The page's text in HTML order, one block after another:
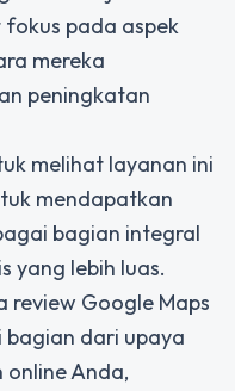
pada aspek
mereka
peningkatan
melihat layanan ini
mendapatkan
bagian integral
yang lebih luas.
review Google Maps
bagian dari upaya
Anda,